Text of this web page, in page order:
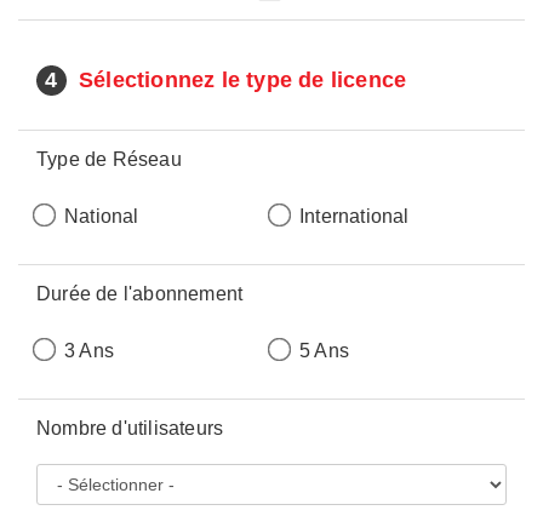
4 Sélectionnez le type de licence
Type de Réseau
National International
Durée de l'abonnement
3 Ans 5 Ans
Nombre d'utilisateurs